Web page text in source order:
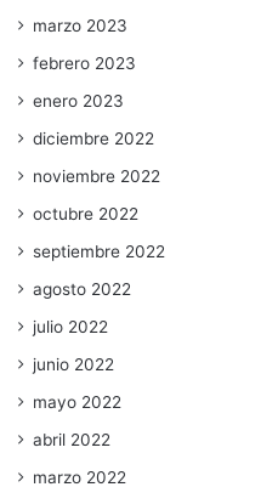
marzo 2023
febrero 2023
enero 2023
diciembre 2022
noviembre 2022
octubre 2022
septiembre 2022
agosto 2022
julio 2022
junio 2022
mayo 2022
abril 2022
marzo 2022